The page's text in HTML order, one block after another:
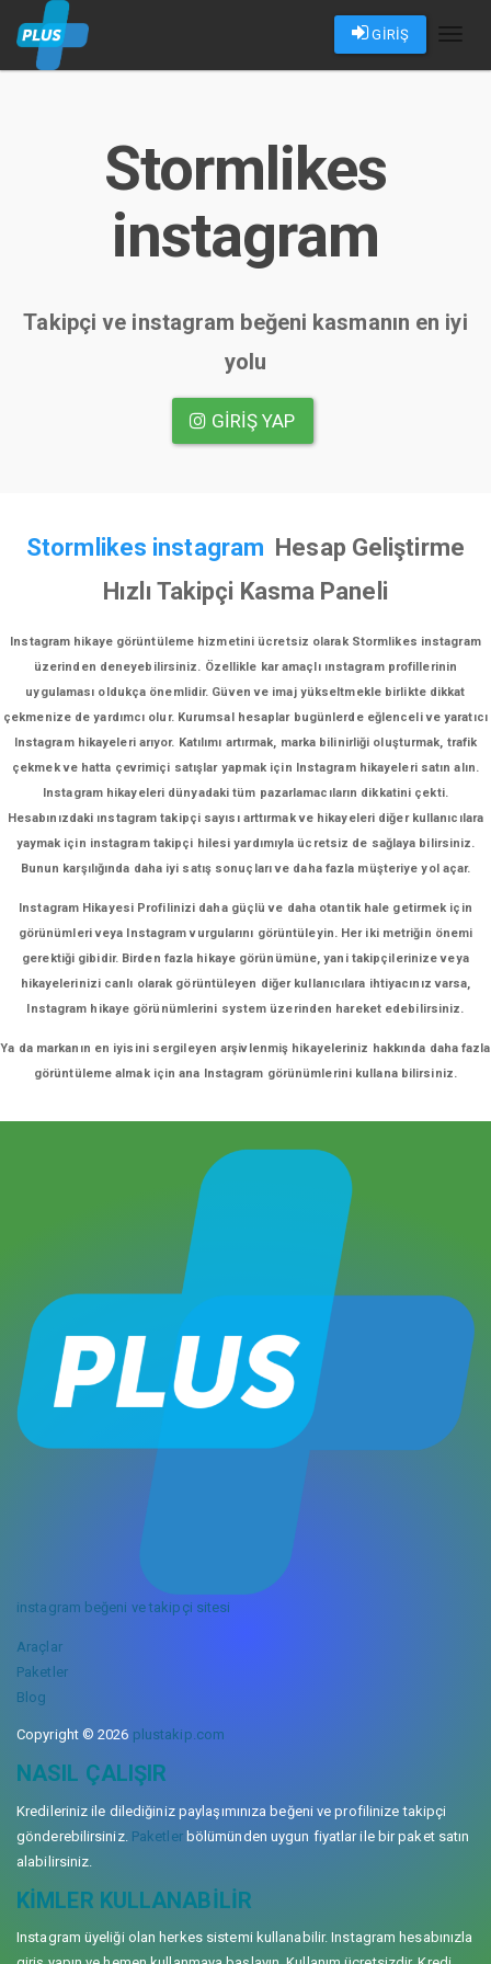
GİRİŞ
Stormlikes
instagram
Takipçi ve instagram beğeni kasmanın en iyi
yolu
GIRIŞ YAP
Stormlikes instagram Hesap Geliştirme
Hızlı Takipçi Kasma Paneli
Instagram hikaye görüntüleme hizmetini ücretsiz olarak Stormlikes instagram
üzerinden deneyebilirsiniz. Özellikle kar amaçlı ınstagram profillerinin
uygulaması oldukça önemlidir. Güven ve imaj yükseltmekle birlikte dikkat
çekmenize de yardımcı olur. Kurumsal hesaplar bugünlerde eğlenceli ve yaratıcı
Instagram hikayeleri arıyor. Katılımı artırmak, marka bilinirliği oluşturmak, trafik
çekmek ve hatta çevrimiçi satışlar yapmak için Instagram hikayeleri satın alın.
Instagram hikayeleri dünyadaki tüm pazarlamacıların dikkatini çekti.
Hesabınızdaki ınstagram takipçi sayısı arttırmak ve hikayeleri diğer kullanıcılara
yaymak için instagram takipçi hilesi yardımıyla ücretsiz de sağlaya bilirsiniz.
Bunun karşılığında daha iyi satış sonuçları ve daha fazla müşteriye yol açar.
Instagram Hikayesi Profilinizi daha güçlü ve daha otantik hale getirmek için
görünümleri veya Instagram vurgularını görüntüleyin. Her iki metriğin önemi
gerektiği gibidir. Birden fazla hikaye görünümüne, yani takipçilerinize veya
hikayelerinizi canlı olarak görüntüleyen diğer kullanıcılara ihtiyacınız varsa,
Instagram hikaye görünümlerini system üzerinden hareket edebilirsiniz.
Ya da markanın en iyisini sergileyen arşivlenmiş hikayeleriniz hakkında daha fazla
görüntüleme almak için ana Instagram görünümlerini kullana bilirsiniz.
instagram beğeni ve takipçi sitesi
Araçlar
Paketler
Blog
Copyright © 2026 plustakip.com
NASIL ÇALIŞIR
Kredileriniz ile dilediğiniz paylaşımınıza beğeni ve profilinize takipçi
gönderebilirsiniz. Paketlerbölümünden uygun fiyatlar ile bir paket satın
alabilirsiniz.
KIMLER KULLANABILIR
Instagram üyeliği olan herkes sistemi kullanabilir. Instagram hesabınızla